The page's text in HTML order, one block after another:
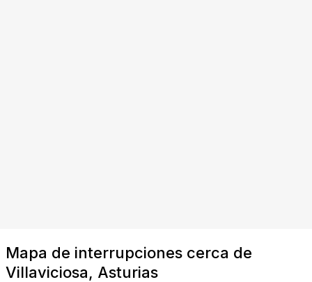
Mapa de interrupciones cerca de
Villaviciosa, Asturias